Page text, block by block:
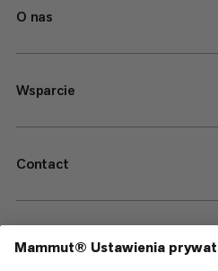
O nas
Wsparcie
Contact